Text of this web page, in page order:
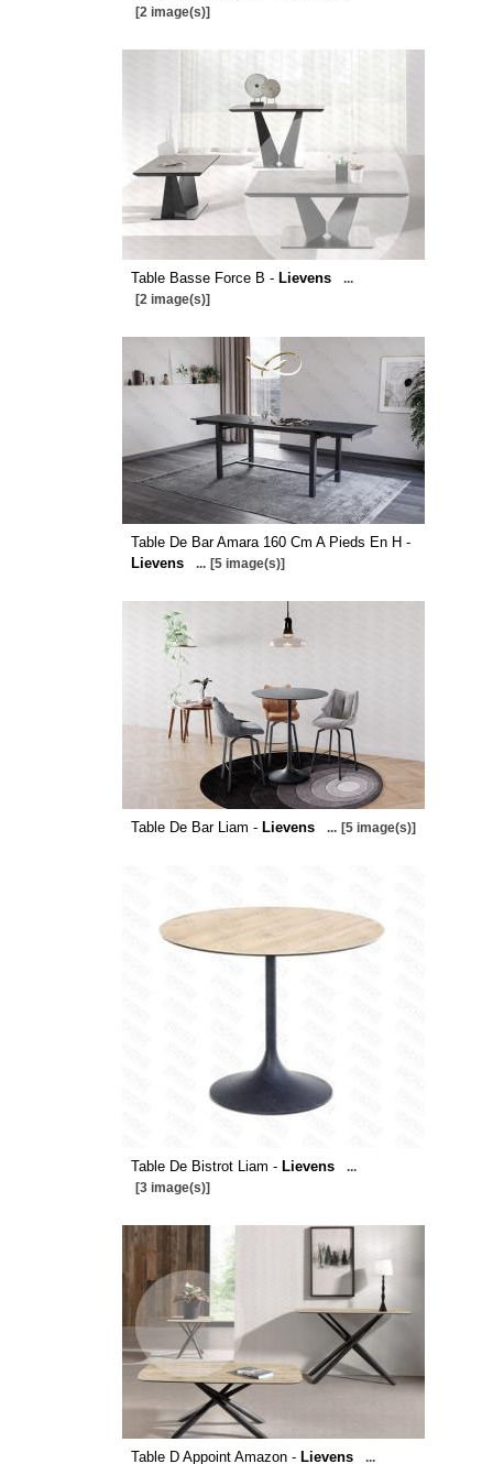
[2 image(s)]
Table Basse Force B - Lievens
...
[2 image(s)]
Table De Bar Amara 160 Cm A Pieds En H -
Lievens
... [5 image(s)]
Table De Bar Liam - Lievens ... [5 image(s)]
Table De Bistrot Liam - Lievens
...
[3 image(s)]
Table D Appoint Amazon - Lievens ...